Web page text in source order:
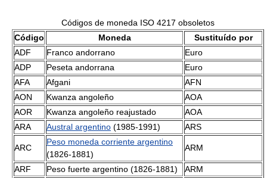
Códigos de moneda ISO 4217 obsoletos
Código
Moneda
Sustituído por
ADF
Franco andorrano
Euro
ADP
Peseta andorrana
Euro
AFA
Afgani
AFN
AON
Kwanza angoleño
AOA
AOR
Kwanza angoleño reajustado
AOA
ARA
Austral argentino (1985-1991) ARS
ARC
Peso moneda corriente argentino
(1826-1881)
ARM
ARF Peso fuerte argentino (1826-1881) ARM